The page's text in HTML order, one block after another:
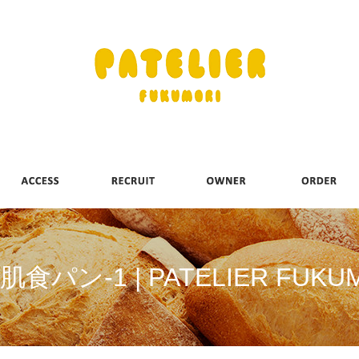
食パン-1 | PATELIER